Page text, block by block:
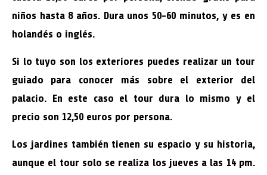
niños hasta 8 años. Dura unos 50-60 minutos, y es en
holandés o inglés.
Si lo tuyo son los exteriores puedes realizar un tour
guiado para conocer más sobre el exterior del
palacio. En este caso el tour dura lo mismo y el
precio son 12,50 euros por persona.
Los jardines también tienen su espacio y su historia,
aunque el tour solo se realiza los jueves a las 14 pm.